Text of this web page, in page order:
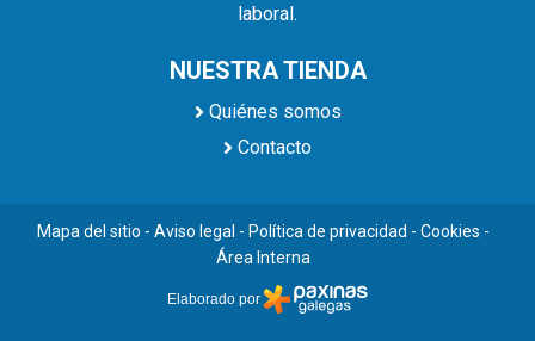
laboral.
NUESTRA TIENDA
Quiénes somos
Contacto
Mapa del sitio - Aviso legal - Política de privacidad - Cookies -
Área Interna
Elaborado por